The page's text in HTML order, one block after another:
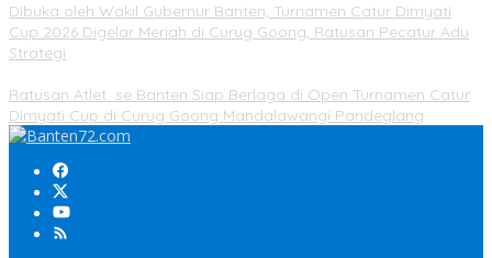
Dibuka oleh Wakil Gubernur Banten, Turnamen Catur Dimyati
Cup 2026 Digelar Meriah di Curug Goong, Ratusan Pecatur Adu
Strategi
Ratusan Atlet se Banten Siap Berlaga di Open Turnamen Catur
Dimyati Cup di Curug Goong Mandalawangi Pandeglang